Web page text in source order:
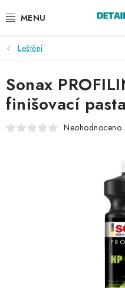
na
AKCE
NOVINKY
EXTERIÉR
DÁRKOVÉ SADY A
Leštění
Sonax
finišovací pasta
Neohodnoceno